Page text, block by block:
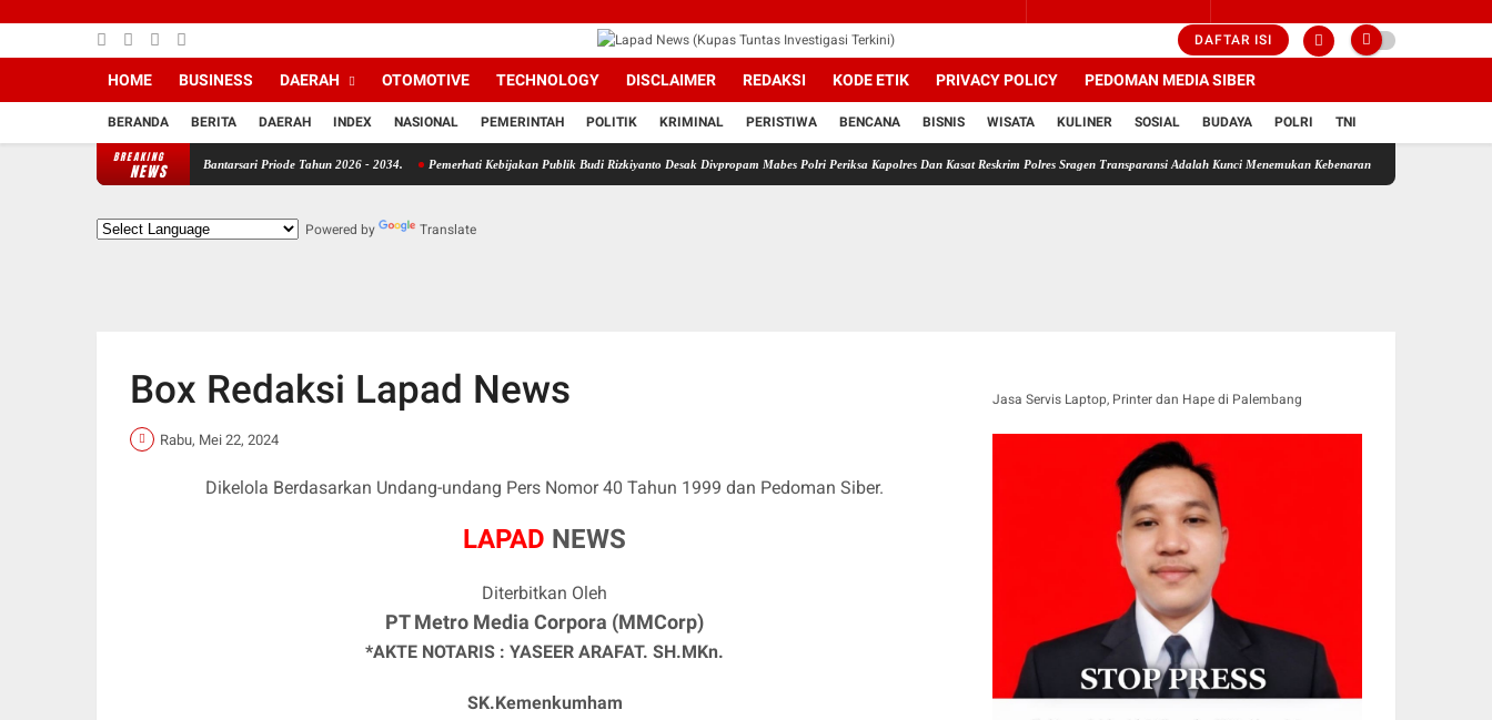
DAFTAR ISI
HOME BUSINESS DAERAH OTOMOTIVE TECHNOLOGY DISCLAIMER REDAKSI KODE ETIK PRIVACY POLICY PEDOMAN MEDIA SIBER
BERANDA BERITA DAERAH INDEX NASIONAL PEMERINTAH POLITIK KRIMINAL PERISTIWA BENCANA BISNIS WISATA KULINER SOSIAL BUDAYA POLRI TNI
BREAKING
NEWS
Calon Kepala Desa Bantarsari Priode Tahun 2026 - 2034. Pemerhati Kebijakan Publik Budi Rizkiyanto Desak Divpropam Mabes Polri Periksa Kapolres Dan Kasat Reskrim Polres Sragen Transparansi Adalah Kunci Menemukan Kebenaran Wujud Nyata Polri Presisi!
Powered by Translate
Box Redaksi Lapad News
Rabu, Mei 22, 2024
Dikelola Berdasarkan Undang-undang Pers Nomor 40 Tahun 1999 dan Pedoman Siber.
LAPAD NEWS
Diterbitkan Oleh
PT Metro Media Corpora (MMCorp)
*AKTE NOTARIS : YASEER ARAFAT. SH.MKn.
SK.Kemenkumham
Jasa Servis Laptop, Printer dan Hape di Palembang